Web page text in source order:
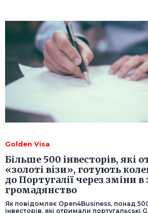
Golden Visa
Більше 500 інвесторів, які
«золоті візи», готують
до Португалії через зміни в
громадянство
Як повідомляє Open4Business, понад
інвесторів, які отримали португальські